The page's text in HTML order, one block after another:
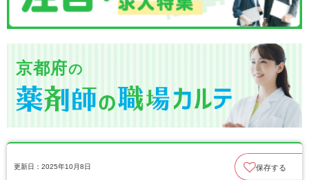
京都府の
更新日：2025年10月8日 保存する